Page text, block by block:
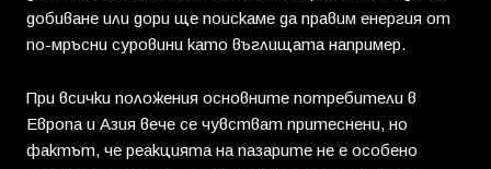
добиване или дори ще поискаме да правим енергия от
по-мръсни суровини като въглищата например.
При всички положения основните потребители в
Европа и Азия вече се чувстват притеснени, но
фактът, че реакцията на пазарите не е особено